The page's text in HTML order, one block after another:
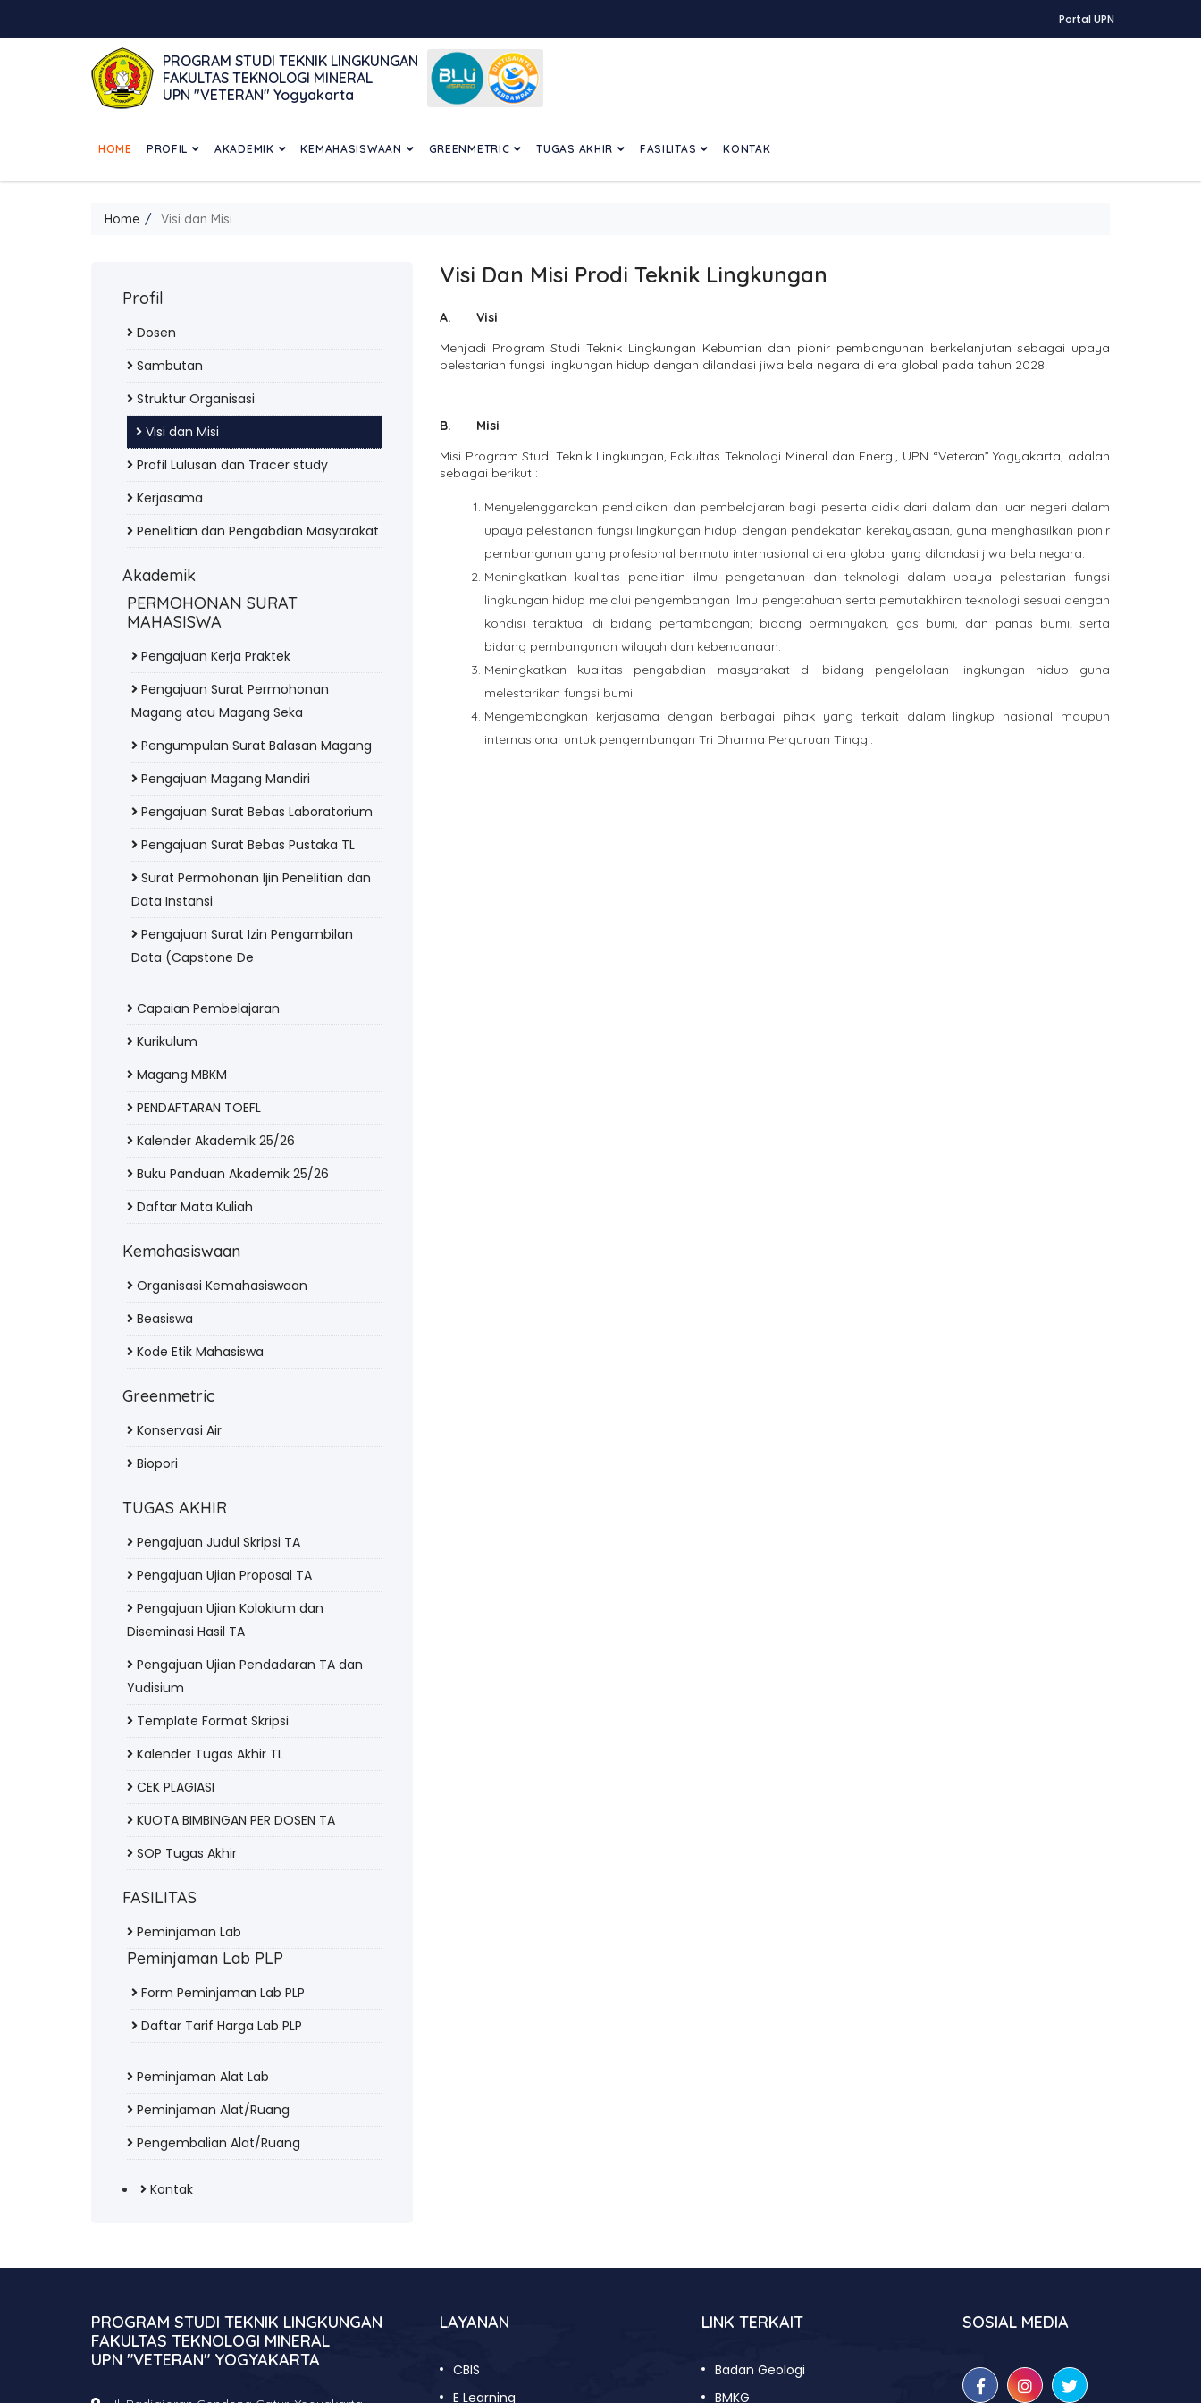
Portal UPN
PROGRAM STUDI TEKNIK LINGKUNGAN
FAKULTAS TEKNOLOGI MINERAL
UPN "VETERAN" Yogyakarta
HOME PROFIL AKADEMIK KEMAHASISWAAN GREENMETRIC TUGAS AKHIR FASILITAS KONTAK
Home Visi dan Misi
Profil
Dosen
Sambutan
Struktur Organisasi
Visi dan Misi
Profil Lulusan dan Tracer study
Kerjasama
Penelitian dan Pengabdian Masyarakat
Akademik
PERMOHONAN SURAT
MAHASISWA
Pengajuan Kerja Praktek
Pengajuan Surat Permohonan
Magang atau Magang Seka
Pengumpulan Surat Balasan Magang
Pengajuan Magang Mandiri
Pengajuan Surat Bebas Laboratorium
Pengajuan Surat Bebas Pustaka TL
Surat Permohonan Ijin Penelitian dan
Data Instansi
Pengajuan Surat Izin Pengambilan
Data (Capstone De
Capaian Pembelajaran
Kurikulum
Magang MBKM
PENDAFTARAN TOEFL
Kalender Akademik 25/26
Buku Panduan Akademik 25/26
Daftar Mata Kuliah
Kemahasiswaan
Organisasi Kemahasiswaan
Beasiswa
Kode Etik Mahasiswa
Greenmetric
Konservasi Air
Biopori
TUGAS AKHIR
Pengajuan Judul Skripsi TA
Pengajuan Ujian Proposal TA
Pengajuan Ujian Kolokium dan
Diseminasi Hasil TA
Pengajuan Ujian Pendadaran TA dan
Yudisium
Template Format Skripsi
Kalender Tugas Akhir TL
CEK PLAGIASI
KUOTA BIMBINGAN PER DOSEN TA
SOP Tugas Akhir
FASILITAS
Peminjaman Lab
Peminjaman Lab PLP
Form Peminjaman Lab PLP
Daftar Tarif Harga Lab PLP
Peminjaman Alat Lab
Peminjaman Alat/Ruang
Pengembalian Alat/Ruang
Kontak
Visi Dan Misi Prodi Teknik Lingkungan
A. Visi
Menjadi Program Studi Teknik Lingkungan Kebumian dan pionir pembangunan berkelanjutan sebagai upaya
pelestarian fungsi lingkungan hidup dengan dilandasi jiwa bela negara di era global pada tahun 2028
B. Misi
Misi Program Studi Teknik Lingkungan, Fakultas Teknologi Mineral dan Energi, UPN “Veteran” Yogyakarta, adalah
sebagai berikut :
Menyelenggarakan pendidikan dan pembelajaran bagi peserta didik dari dalam dan luar negeri dalam
upaya pelestarian fungsi lingkungan hidup dengan pendekatan kerekayasaan, guna menghasilkan pionir
pembangunan yang profesional bermutu internasional di era global yang dilandasi jiwa bela negara.
Meningkatkan kualitas penelitian ilmu pengetahuan dan teknologi dalam upaya pelestarian fungsi
lingkungan hidup melalui pengembangan ilmu pengetahuan serta pemutakhiran teknologi sesuai dengan
kondisi teraktual di bidang pertambangan; bidang perminyakan, gas bumi, dan panas bumi; serta
bidang pembangunan wilayah dan kebencanaan.
Meningkatkan kualitas pengabdian masyarakat di bidang pengelolaan lingkungan hidup guna
melestarikan fungsi bumi.
Mengembangkan kerjasama dengan berbagai pihak yang terkait dalam lingkup nasional maupun
internasional untuk pengembangan Tri Dharma Perguruan Tinggi.
PROGRAM STUDI TEKNIK LINGKUNGAN
FAKULTAS TEKNOLOGI MINERAL
UPN "VETERAN" YOGYAKARTA
LAYANAN
CBIS
E Learning
LINK TERKAIT
Badan Geologi
BMKG
SOSIAL MEDIA